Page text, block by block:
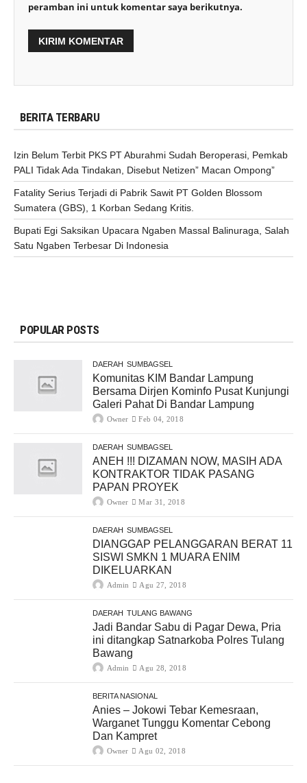
peramban ini untuk komentar saya berikutnya.
BERITA TERBARU
Izin Belum Terbit PKS PT Aburahmi Sudah Beroperasi, Pemkab
PALI Tidak Ada Tindakan, Disebut Netizen” Macan Ompong”
Fatality Serius Terjadi di Pabrik Sawit PT Golden Blossom
Sumatera (GBS), 1 Korban Sedang Kritis.
Bupati Egi Saksikan Upacara Ngaben Massal Balinuraga, Salah
Satu Ngaben Terbesar Di Indonesia
POPULAR POSTS
DAERAH SUMBAGSEL
Komunitas KIM Bandar Lampung
Bersama Dirjen Kominfo Pusat Kunjungi
Galeri Pahat Di Bandar Lampung
Owner Feb 04, 2018
DAERAH SUMBAGSEL
ANEH !!! DIZAMAN NOW, MASIH ADA
KONTRAKTOR TIDAK PASANG
PAPAN PROYEK
Owner Mar 31, 2018
DAERAH SUMBAGSEL
DIANGGAP PELANGGARAN BERAT 11
SISWI SMKN 1 MUARA ENIM
DIKELUARKAN
Admin Agu 27, 2018
DAERAH TULANG BAWANG
Jadi Bandar Sabu di Pagar Dewa, Pria
ini ditangkap Satnarkoba Polres Tulang
Bawang
Admin Agu 28, 2018
BERITA NASIONAL
Anies – Jokowi Tebar Kemesraan,
Warganet Tunggu Komentar Cebong
Dan Kampret
Owner Agu 02, 2018